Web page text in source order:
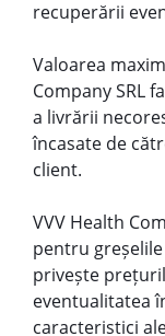
recuperării
Valoarea
Company SRL
a livrării
încasate de
client.
VVV Health
pentru
privește
eventualitatea
caracteristici